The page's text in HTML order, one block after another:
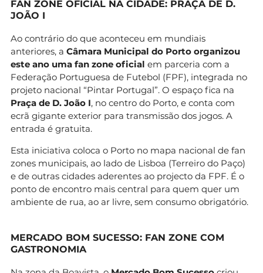
FAN ZONE OFICIAL NA CIDADE: PRAÇA DE D.
JOÃO I
Ao contrário do que aconteceu em mundiais
anteriores, a Câmara Municipal do Porto organizou
este ano uma fan zone oficial em parceria com a
Federação Portuguesa de Futebol (FPF), integrada no
projeto nacional “Pintar Portugal”. O espaço fica na
Praça de D. João I, no centro do Porto, e conta com
ecrã gigante exterior para transmissão dos jogos. A
entrada é gratuita.
Esta iniciativa coloca o Porto no mapa nacional de fan
zones municipais, ao lado de Lisboa (Terreiro do Paço)
e de outras cidades aderentes ao projecto da FPF. É o
ponto de encontro mais central para quem quer um
ambiente de rua, ao ar livre, sem consumo obrigatório.
MERCADO BOM SUCESSO: FAN ZONE COM
GASTRONOMIA